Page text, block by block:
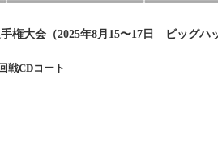
権大会（2025年8月15〜17日 ビッグハ
戦CDコート